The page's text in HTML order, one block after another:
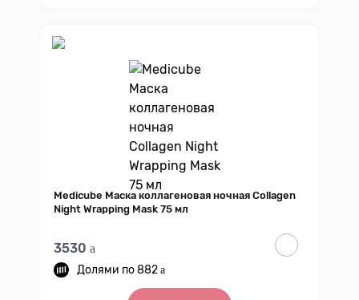
Medicube Маска коллагеновая ночная Collagen
Night Wrapping Mask 75 мл
3530
882